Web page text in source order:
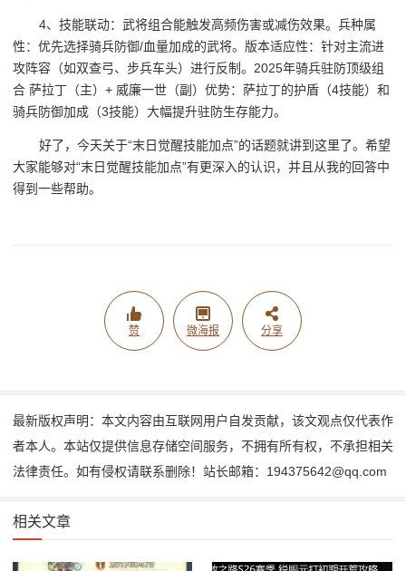
4、技能联动：武将组合能触发高频伤害或减伤效果。兵种属
性：优先选择骑兵防御/血量加成的武将。版本适应性：针对主流进
攻阵容（如双查弓、步兵车头）进行反制。2025年骑兵驻防顶级组
合 萨拉丁（主）+ 威廉一世（副）优势：萨拉丁的护盾（4技能）和
骑兵防御加成（3技能）大幅提升驻防生存能力。
好了，今天关于“末日觉醒技能加点”的话题就讲到这里了。希望
大家能够对“末日觉醒技能加点”有更深入的认识，并且从我的回答中
得到一些帮助。
赞 微海报 分享
最新版权声明：本文内容由互联网用户自发贡献，该文观点仅代表作
者本人。本站仅提供信息存储空间服务，不拥有所有权，不承担相关
法律责任。如有侵权请联系删除！站长邮箱：194375642@qq.com
相关文章